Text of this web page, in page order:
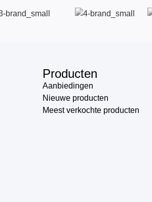
Producten
Aanbiedingen
Nieuwe producten
Meest verkochte producten